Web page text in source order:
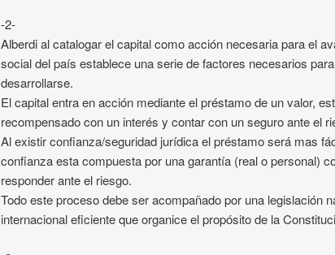
-2-
Alberdi al catalogar el capital como acción necesaria para el
social del país establece una serie de factores necesarios
desarrollarse.
El capital entra en acción mediante el préstamo de un valor,
recompensado con un interés y contar con un seguro ante el
Al existir confianza/seguridad jurídica el préstamo será mas
confianza esta compuesta por una garantía (real o personal)
responder ante el riesgo.
Todo este proceso debe ser acompañado por una legislación
internacional eficiente que organice el propósito de la